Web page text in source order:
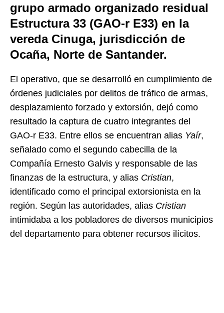
grupo armado organizado residual
Estructura 33 (GAO-r E33) en la
vereda Cinuga, jurisdicción de
Ocaña, Norte de Santander.
El operativo, que se desarrolló en cumplimiento de
órdenes judiciales por delitos de tráfico de armas,
desplazamiento forzado y extorsión, dejó como
resultado la captura de cuatro integrantes del
GAO-r E33. Entre ellos se encuentran alias Yaír,
señalado como el segundo cabecilla de la
Compañía Ernesto Galvis y responsable de las
finanzas de la estructura, y alias Cristian,
identificado como el principal extorsionista en la
región. Según las autoridades, alias Cristian
intimidaba a los pobladores de diversos municipios
del departamento para obtener recursos ilícitos.